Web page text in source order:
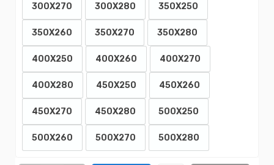
300X270 300X280 350X250
350X260 350X270 350X280
400X250 400X260 400X270
400X280 450X250 450X260
450X270 450X280 500X250
500X260 500X270 500X280